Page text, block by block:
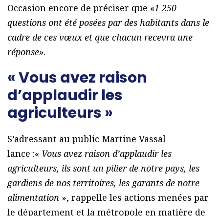
Occasion encore de préciser que «1 250
questions ont été posées par des habitants dans le
cadre de ces vœux et que chacun recevra une
réponse».
« Vous avez raison
d’applaudir les
agriculteurs »
S’adressant au public Martine Vassal
lance :« Vous avez raison d’applaudir les
agriculteurs, ils sont un pilier de notre pays, les
gardiens de nos territoires, les garants de notre
alimentation », rappelle les actions menées par
le département et la métropole en matière de